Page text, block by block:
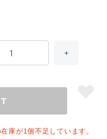
庫が1個不足しています。